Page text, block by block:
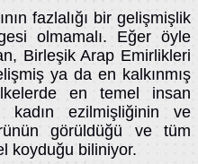
fazlalığı bir gelişmişlik
olmamalı. Eğer öyle
Birleşik Arap Emirlikleri
ya da en kalkınmış
en temel insan
kadın ezilmişliğinin ve
görüldüğü ve tüm
koyduğu biliniyor.